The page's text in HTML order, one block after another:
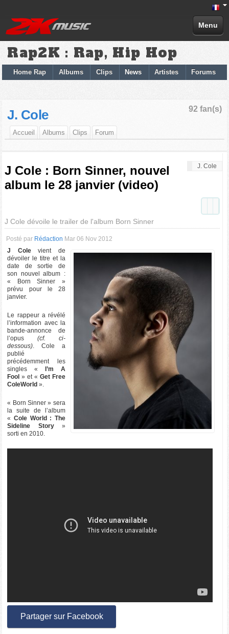
Menu
Rap2K : Rap, Hip Hop
Home Rap Albums Clips News Artistes Forums
92 fan(s)
J. Cole
Accueil Albums Clips Forum
J. Cole
J Cole : Born Sinner, nouvel
album le 28 janvier (video)
J Cole dévoile le trailer de l'album Born Sinner
Posté par Rédaction Mar 06 Nov 2012
J Colevient de
dévoiler le titre et la
date de sortie de
son nouvel album :
« Born Sinner »
prévu pour le 28
janvier.
Le rappeur a révélé
l’information avec la
bande-annonce de
l’opus (cf. ci-
dessous). Cole a
publié
précédemment les
singles « I’m A
Fool» et « Get Free
ColeWorld».
« Born Sinner » sera
la suite de l’album
«Cole World : The
Sideline Story»
sorti en 2010.
Partager sur Facebook